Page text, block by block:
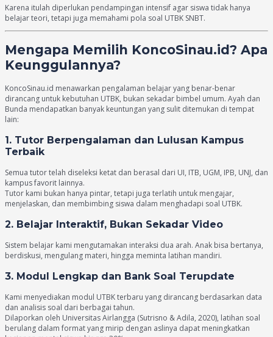
Karena itulah diperlukan pendampingan intensif agar siswa tidak hanya
belajar teori, tetapi juga memahami pola soal UTBK SNBT.
Mengapa Memilih KoncoSinau.id? Apa
Keunggulannya?
KoncoSinau.id menawarkan pengalaman belajar yang benar-benar
dirancang untuk kebutuhan UTBK, bukan sekadar bimbel umum. Ayah dan
Bunda mendapatkan banyak keuntungan yang sulit ditemukan di tempat
lain:
1. Tutor Berpengalaman dan Lulusan Kampus
Terbaik
Semua tutor telah diseleksi ketat dan berasal dari UI, ITB, UGM, IPB, UNJ, dan
kampus favorit lainnya.
Tutor kami bukan hanya pintar, tetapi juga terlatih untuk mengajar,
menjelaskan, dan membimbing siswa dalam menghadapi soal UTBK.
2. Belajar Interaktif, Bukan Sekadar Video
Sistem belajar kami mengutamakan interaksi dua arah. Anak bisa bertanya,
berdiskusi, mengulang materi, hingga meminta latihan mandiri.
3. Modul Lengkap dan Bank Soal Terupdate
Kami menyediakan modul UTBK terbaru yang dirancang berdasarkan data
dan analisis soal dari berbagai tahun.
Dilaporkan oleh Universitas Airlangga (Sutrisno & Adila, 2020), latihan soal
berulang dalam format yang mirip dengan aslinya dapat meningkatkan